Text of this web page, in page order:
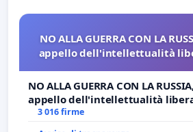
NO ALLA GUERRA CON LA
appello dell'intellettualità
NO ALLA GUERRA CON LA
appello dell'intellettualità
3 016 firme